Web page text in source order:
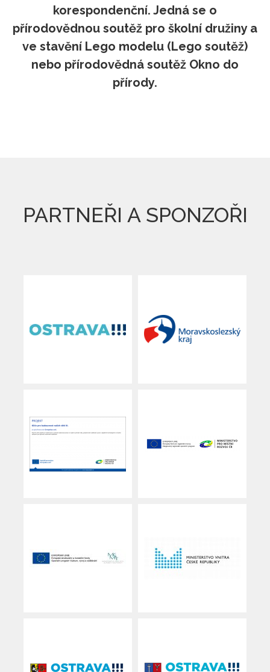
korespondenční. Jedná se o
přírodovědnou soutěž pro školní družiny a
ve stavění Lego modelu (Lego soutěž)
nebo přírodovědná soutěž Okno do
přírody.
PARTNEŘI A SPONZOŘI